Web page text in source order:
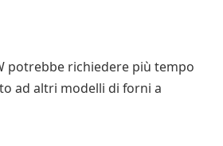
potrebbe richiedere più tempo
ad altri modelli di forni a